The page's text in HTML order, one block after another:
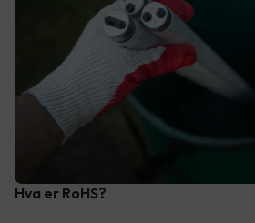
Hva er RoHS?